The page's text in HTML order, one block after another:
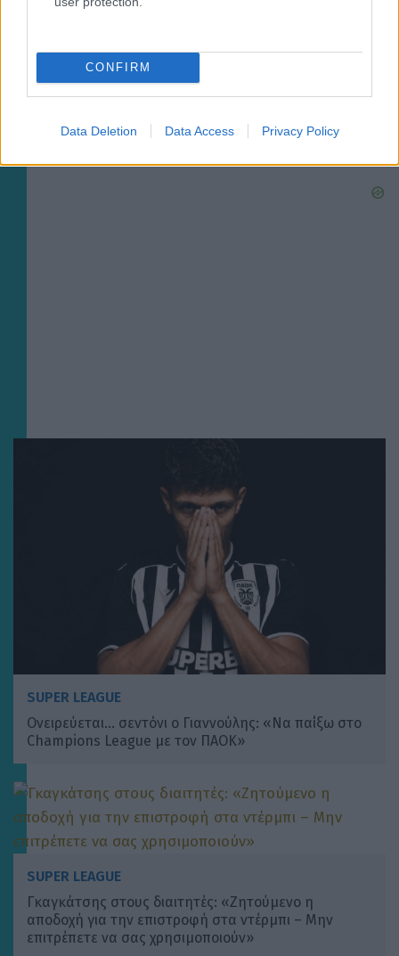
CONFIRM
Data Deletion Data Access Privacy Policy
SUPER LEAGUE
Κύπρο ο Ντιμπί Κεϊτά
SUPER LEAGUE
Ονειρεύεται… σεντόνι ο Γιαννούλης: «Να παίξω στο
Champions League με τον ΠΑΟΚ»
SUPER LEAGUE
Γκαγκάτσης στους διαιτητές: «Zητούμενο η
αποδοχή για την επιστροφή στα ντέρμπι – Μην
επιτρέπετε να σας χρησιμοποιούν»